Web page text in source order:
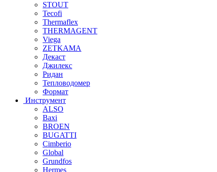
STOUT
Tecofi
Thermaflex
THERMAGENT
Viega
ZETKAMA
Декаст
Джилекс
Ридан
Тепловодомер
Формат
Инструмент
ALSO
Baxi
BROEN
BUGATTI
Cimberio
Global
Grundfos
Hermes